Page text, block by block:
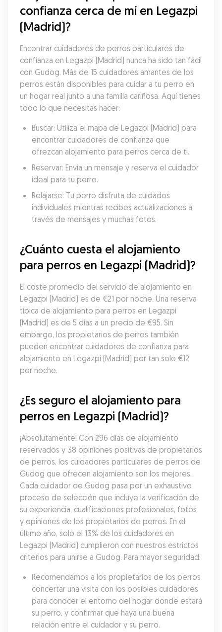
confianza cerca de mí en Legazpi
(Madrid)?
Encontrar cuidadores de perros particulares de
confianza en Legazpi (Madrid) nunca ha sido tan fácil
con Gudog. Más de 15 cuidadores amantes de los
perros están disponibles para cuidar a tu perro en
un hogar real junto a una familia cariñosa. Aquí tienes
todo lo que necesitas hacer:
Buscar: Utiliza el mapa de Legazpi (Madrid) para
encontrar cuidadores de confianza que
ofrezcan alojamiento para perros cerca de ti.
Reservar: Envía un mensaje y reserva el cuidador
ideal para tu perro.
Relajarse: Tu perro disfruta de cuidados
individuales mientras recibes actualizaciones a
través de mensajes y muchas fotos.
¿Cuánto cuesta el alojamiento
para perros en Legazpi (Madrid)?
El coste promedio del servicio de alojamiento en
Legazpi (Madrid) es de €21 por noche. Una reserva
típica de alojamiento para perros en Legazpi
(Madrid) es de 5 días a un precio de €95. Sin
embargo, los propietarios de perros también
pueden encontrar cuidadores de confianza para
alojamiento en Legazpi (Madrid) por tan solo €12
por noche.
¿Es seguro el alojamiento para
perros en Legazpi (Madrid)?
¡Absolutamente! Con 296 días de alojamiento
reservados y 38 opiniones positivas de propietarios
de perros, los cuidadores particulares de perros de
Gudog que ofrecen alojamiento son los mejores.
Cada cuidador de Gudog pasa por un exhaustivo
proceso de selección que incluye la verificación de
su experiencia, cualificaciones profesionales, fotos
y opiniones de los propietarios de perros. En el
último año, solo el 13% de los cuidadores en
Legazpi (Madrid) cumplieron con nuestros estrictos
criterios para unirse a Gudog. Para mayor seguridad:
Recomendamos a los propietarios de los perros
concertar una visita con los posibles cuidadores
para conocer el entorno del hogar donde estará
su perro, y confirmar que haya una buena
relación entre el cuidador y su perro.